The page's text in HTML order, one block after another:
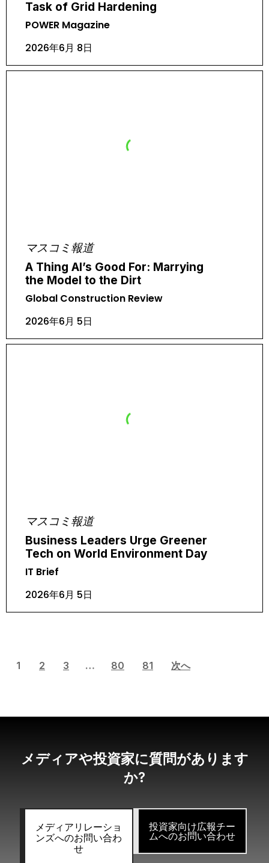
Task of Grid Hardening
POWER Magazine
2026年6月 8日
マスコミ報道
A Thing AI’s Good For: Marrying
the Model to the Dirt
Global Construction Review
2026年6月 5日
マスコミ報道
Business Leaders Urge Greener
Tech on World Environment Day
IT Brief
2026年6月 5日
1 2 3 … 80 81 次へ
メディアや投資家に質問があります
か?
メディアリレーショ
ンズへのお問い合わ
せ
投資家向け広報チー
ムへのお問い合わせ